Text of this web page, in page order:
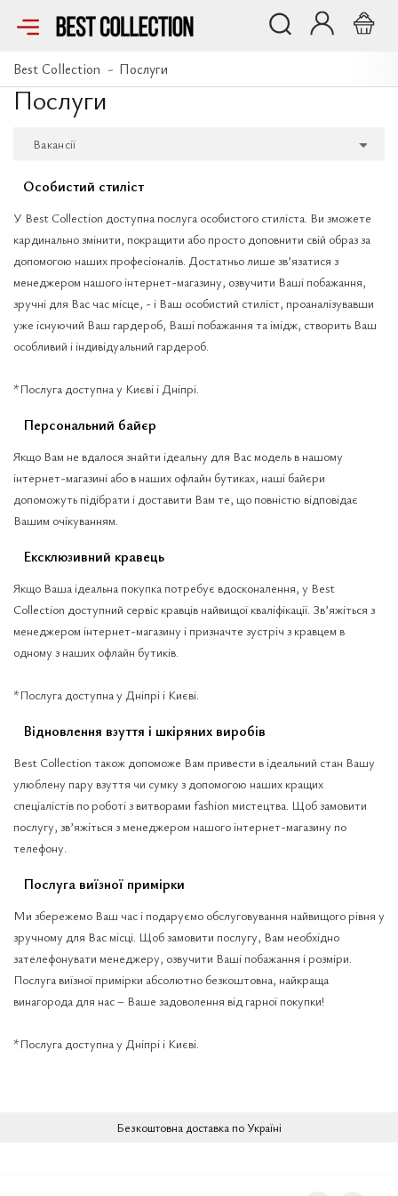
Послуги
Best Collection Послуги
Вакансії
Розмірні сітки
Доставка і оплата
Повернення замовлення
Про магазин
Контакти
Блог
Особистий стиліст
У Best Collection доступна послуга особистого стиліста. Ви зможете
кардинально змінити, покращити або просто доповнити свій образ за
допомогою наших професіоналів. Достатньо лише зв’язатися з
менеджером нашого інтернет-магазину, озвучити Ваші побажання,
зручні для Вас час місце, - і Ваш особистий стиліст, проаналізувавши
уже існуючий Ваш гардероб, Ваші побажання та імідж, створить Ваш
особливий і індивідуальний гардероб.
*Послуга доступна у Києві і Дніпрі.
Персональний байєр
Якщо Вам не вдалося знайти ідеальну для Вас модель в нашому
інтернет-магазині або в наших офлайн бутиках, наші байєри
допоможуть підібрати і доставити Вам те, що повністю відповідає
Вашим очікуванням.
Ексклюзивний кравець
Якщо Ваша ідеальна покупка потребує вдосконалення, у Best
Collection доступний сервіс кравців найвищої кваліфікації. Зв’яжіться з
менеджером інтернет-магазину і призначте зустріч з кравцем в
одному з наших офлайн бутиків.
*Послуга доступна у Дніпрі і Києві.
Відновлення взуття і шкіряних виробів
Best Collection також допоможе Вам привести в ідеальний стан Вашу
улюблену пару взуття чи сумку з допомогою наших кращих
спеціалістів по роботі з витворами fashion мистецтва. Щоб замовити
послугу, зв’яжіться з менеджером нашого інтернет-магазину по
телефону.
Послуга виїзної примірки
Ми збережемо Ваш час і подаруємо обслуговування найвищого рівня у
зручному для Вас місці. Щоб замовити послугу, Вам необхідно
зателефонувати менеджеру, озвучити Ваші побажання і розміри.
Послуга виїзної примірки абсолютно безкоштовна, найкраща
винагорода для нас – Ваше задоволення від гарної покупки!
*Послуга доступна у Дніпрі і Києві.
Безкоштовна доставка по Україні